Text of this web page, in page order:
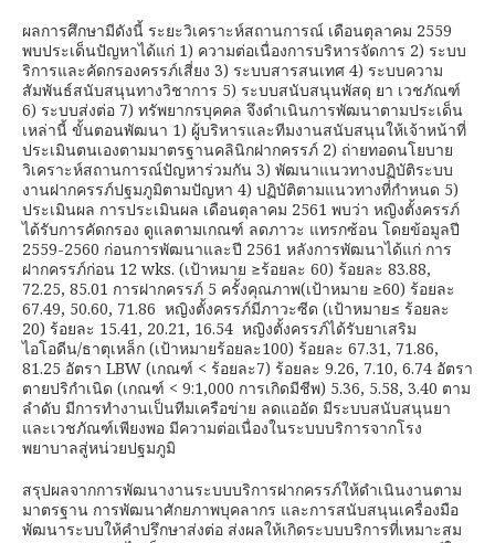
ผลการศึกษามีดังนี้ ระยะวิเคราะห์สถานการณ์ เดือนตุลาคม 2559
พบประเด็นปัญหาได้แก่ 1) ความต่อเนื่องการบริหารจัดการ 2) ระบบ
ริการและคัดกรองครรภ์เสี่ยง 3) ระบบสารสนเทศ 4) ระบบความ
สัมพันธ์สนับสนุนทางวิชาการ 5) ระบบสนับสนุนพัสดุ ยา เวชภัณฑ์
6) ระบบส่งต่อ 7) ทรัพยากรบุคคล จึงดำเนินการพัฒนาตามประเด็น
เหล่านี้ ขั้นตอนพัฒนา 1) ผู้บริหารและทีมงานสนับสนุนให้เจ้าหน้าที่
ประเมินตนเองตามมาตรฐานคลินิกฝากครรภ์ 2) ถ่ายทอดนโยบาย
วิเคราะห์สถานการณ์ปัญหาร่วมกัน 3) พัฒนาแนวทางปฏิบัติระบบ
งานฝากครรภ์ปฐมภูมิตามปัญหา 4) ปฏิบัติตามแนวทางที่กำหนด 5)
ประเมินผล การประเมินผล เดือนตุลาคม 2561 พบว่า หญิงตั้งครรภ์
ได้รับการคัดกรอง ดูแลตามเกณฑ์ ลดภาวะ แทรกซ้อน โดยข้อมูลปี
2559-2560 ก่อนการพัฒนาและปี 2561 หลังการพัฒนาได้แก่ การ
ฝากครรภ์ก่อน 12 wks. (เป้าหมาย ≥ร้อยละ 60) ร้อยละ 83.88,
72.25, 85.01 การฝากครรภ์ 5 ครั้งคุณภาพ(เป้าหมาย ≥60) ร้อยละ
67.49, 50.60, 71.86 หญิงตั้งครรภ์มีภาวะซีด (เป้าหมาย≤ ร้อยละ
20) ร้อยละ 15.41, 20.21, 16.54 หญิงตั้งครรภ์ได้รับยาเสริม
ไอโอดีน/ธาตุเหล็ก (เป้าหมายร้อยละ100) ร้อยละ 67.31, 71.86,
81.25 อัตรา LBW (เกณฑ์ < ร้อยละ7) ร้อยละ 9.26, 7.10, 6.74 อัตรา
ตายปริกำเนิด (เกณฑ์ < 9:1,000 การเกิดมีชีพ) 5.36, 5.58, 3.40 ตาม
ลำดับ มีการทำงานเป็นทีมเครือข่าย ลดแออัด มีระบบสนับสนุนยา
และเวชภัณฑ์เพียงพอ มีความต่อเนื่องในระบบบริการจากโรง
พยาบาลสู่หน่วยปฐมภูมิ
สรุปผลจากการพัฒนางานระบบบริการฝากครรภ์ให้ดำเนินงานตาม
มาตรฐาน การพัฒนาศักยภาพบุคลากร และการสนับสนุนเครื่องมือ
พัฒนาระบบให้คำปรึกษาส่งต่อ ส่งผลให้เกิดระบบบริการที่เหมาะสม